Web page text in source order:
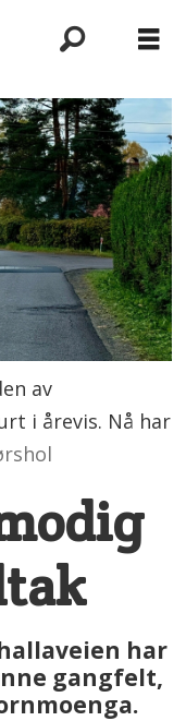
av
i årevis. Nå har
har
gangfelt,